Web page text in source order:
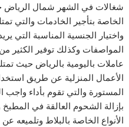
شغالات في الشهر شمال الرياض
الخاصة بتأجير الخادمات والتي
واختيار الجنسية المناسبة التي
المواصفات وكذلك توفير الكثير
عاملات باليومية بالرياض حيث
الأعمال المنزلية عن طريق
المستورة والتي تقوم بأداء
بإزالة الشحوم العالقة في
الأنواع الخاصة بالبلاط